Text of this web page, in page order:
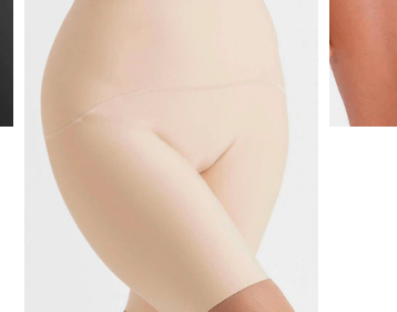
MISS MARY
Gaine-culotte à jambes longues
34,99 €